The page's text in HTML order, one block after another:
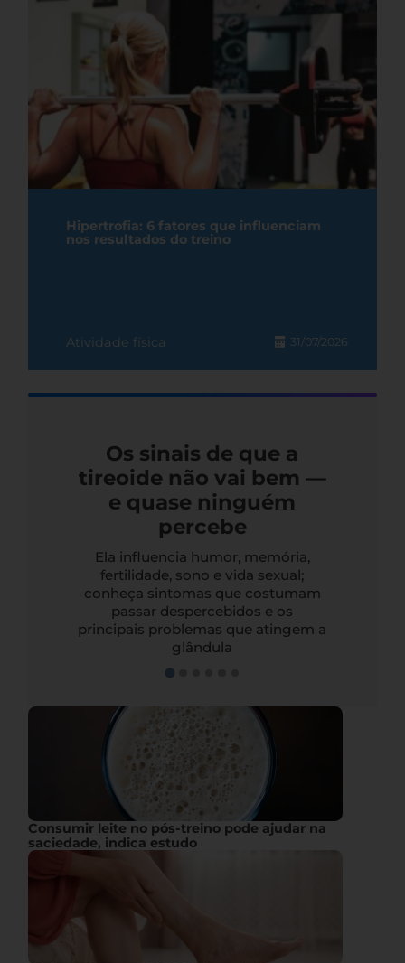
Hipertrofia: 6 fatores que influenciam
nos resultados do treino
Atividade física 31/07/2026
Os sinais de que a
tireoide não vai bem —
e quase ninguém
percebe
Ela influencia humor, memória,
fertilidade, sono e vida sexual;
conheça sintomas que costumam
passar despercebidos e os
principais problemas que atingem a
glândula
Consumir leite no pós-treino pode ajudar na
saciedade, indica estudo